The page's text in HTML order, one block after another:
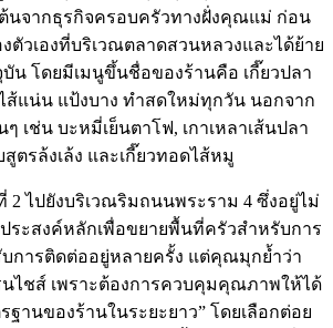
นจากธุรกิจครอบครัวทางฝั่งคุณแม่ ก่อน
ตัวเองที่บริเวณตลาดสวนหลวงและได้ย้าย
น โดยมีเมนูขึ้นชื่อของร้านคือ เกี๊ยวปลา
ส้แน่น แป้งบาง ทำสดใหม่ทุกวัน นอกจาก
เช่น บะหมี่เย็นตาโฟ, เกาเหลาเส้นปลา
ตรล้งเล้ง และเกี๊ยวทอดไส้หมู
2 ไปยังบริเวณริมถนนพระราม 4 ซึ่งอยู่ไม่
ระสงค์หลักเพื่อขยายพื้นที่ครัวสำหรับการ
การติดต่ออยู่หลายครั้ง แต่คุณมุกย้ำว่า
ไชส์ เพราะต้องการควบคุมคุณภาพให้ได้
ฐานของร้านในระยะยาว” โดยเลือกต่อย